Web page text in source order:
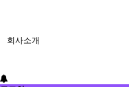
회사소개